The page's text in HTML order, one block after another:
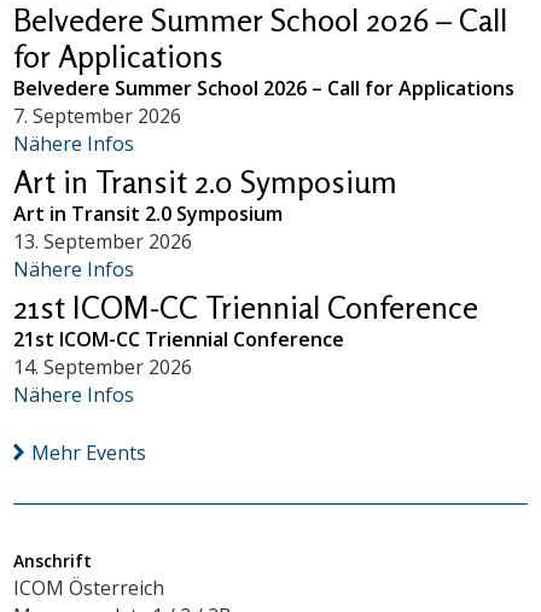
Belvedere Summer School 2026 – Call
for Applications
Belvedere Summer School 2026 – Call for Applications
7. September 2026
Nähere Infos
Art in Transit 2.0 Symposium
Art in Transit 2.0 Symposium
13. September 2026
Nähere Infos
21st ICOM-CC Triennial Conference
21st ICOM-CC Triennial Conference
14. September 2026
Nähere Infos
Mehr Events
Anschrift
ICOM Österreich